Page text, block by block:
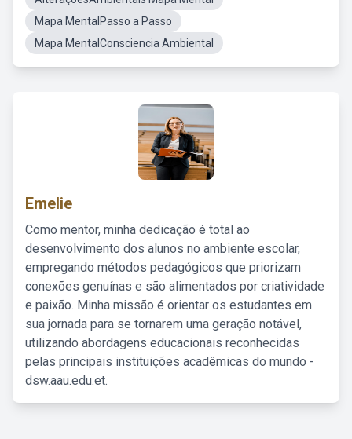
Mapa MentalPasso a Passo
Mapa MentalConsciencia Ambiental
Emelie
Como mentor, minha dedicação é total ao
desenvolvimento dos alunos no ambiente escolar,
empregando métodos pedagógicos que priorizam
conexões genuínas e são alimentados por criatividade
e paixão. Minha missão é orientar os estudantes em
sua jornada para se tornarem uma geração notável,
utilizando abordagens educacionais reconhecidas
pelas principais instituições acadêmicas do mundo -
dsw.aau.edu.et.